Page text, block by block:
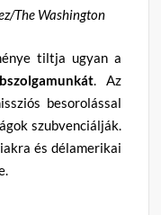
The Washington
tiltja ugyan a
. Az
besorolással
szubvenciálják.
és délamerikai